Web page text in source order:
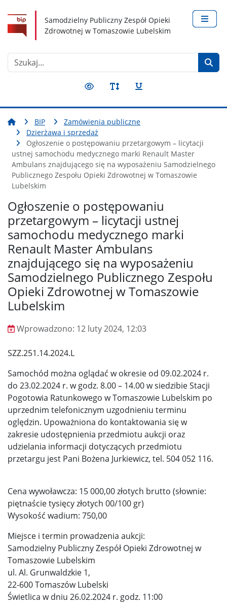
Samodzielny Publiczny Zespół Opieki
Zdrowotnej w Tomaszowie Lubelskim
Szukaj
BIP
Zamówienia publiczne
Dzierżawa i sprzedaż
Ogłoszenie o postępowaniu przetargowym – licytacji
ustnej samochodu medycznego marki Renault Master
Ambulans znajdującego się na wyposażeniu Samodzielnego
Publicznego Zespołu Opieki Zdrowotnej w Tomaszowie
Lubelskim
Ogłoszenie o postępowaniu
przetargowym – licytacji ustnej
samochodu medycznego marki
Renault Master Ambulans
znajdującego się na wyposażeniu
Samodzielnego Publicznego Zespołu
Opieki Zdrowotnej w Tomaszowie
Lubelskim
Wprowadzono
Wprowadzono: 12 luty 2024, 12:03
SZZ.251.14.2024.L
Samochód można oglądać w okresie od 09.02.2024 r.
do 23.02.2024 r. w godz. 8.00 – 14.00 w siedzibie Stacji
Pogotowia Ratunkowego w Tomaszowie Lubelskim po
uprzednim telefonicznym uzgodnieniu terminu
oględzin. Upoważniona do kontaktowania się w
zakresie udostępnienia przedmiotu aukcji oraz
udzielania informacji dotyczących przedmiotu
przetargu jest Pani Bożena Jurkiewicz, tel. 504 052 116.
Cena wywoławcza: 15 000,00 złotych brutto (słownie:
piętnaście tysięcy złotych 00/100 gr)
Wysokość wadium: 750,00
Miejsce i termin prowadzenia aukcji:
Samodzielny Publiczny Zespół Opieki Zdrowotnej w
Tomaszowie Lubelskim
ul. Al. Grunwaldzkie 1,
22-600 Tomaszów Lubelski
Świetlica w dniu 26.02.2024 r. godz. 11:00